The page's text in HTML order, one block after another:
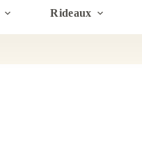
Rideaux